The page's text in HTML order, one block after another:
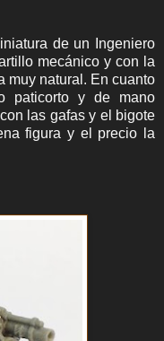
de un Ingeniero
mecánico y con la
muy natural. En cuanto
paticorto y de mano
las gafas y el bigote
figura y el precio la